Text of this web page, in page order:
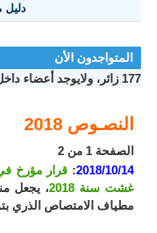
المتواجدون الأن
177 زائر، ولايوجد أعضاء داخل الموقع
النصـوص 2018
الصفحة 1 من 2
2018/10/14
:
غشت سنة 2018
، يجعل
مطياف الامتصاص الذري